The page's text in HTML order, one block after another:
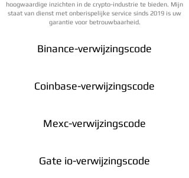
hoogwaardige inzichten in de crypto-industrie te bieden. Mijn
staat van dienst met onberispelijke service sinds 2019 is uw
garantie voor betrouwbaarheid.
Binance-verwijzingscode
Coinbase-verwijzingscode
Mexc-verwijzingscode
Gate io-verwijzingscode